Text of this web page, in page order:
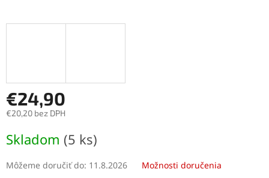
€24,90
€20,20 bez DPH
cena:
Skladom (5 ks)
Môžeme doručiť do: 11.8.2026 Možnosti doručenia